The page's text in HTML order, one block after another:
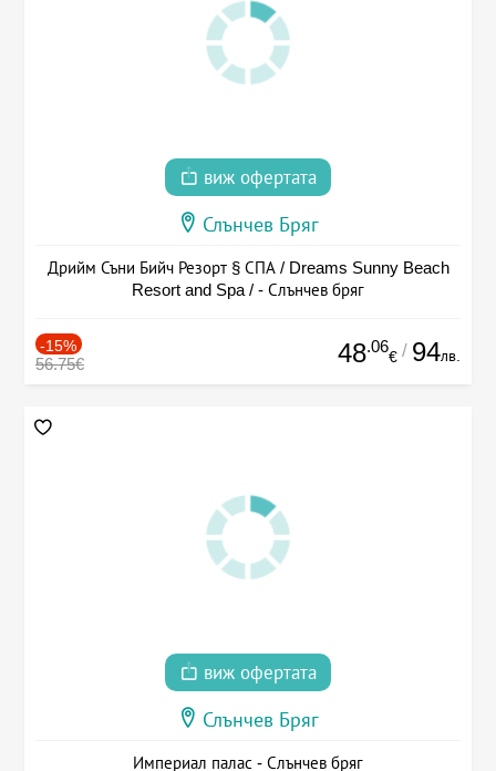
виж офертата
Слънчев Бряг
Дрийм Съни Бийч Резорт § СПА / Dreams Sunny Beach
Resort and Spa / - Слънчев бряг
-15%
56.75€ 48.06
€ / 94лв.
виж офертата
Слънчев Бряг
Империал палас - Слънчев бряг